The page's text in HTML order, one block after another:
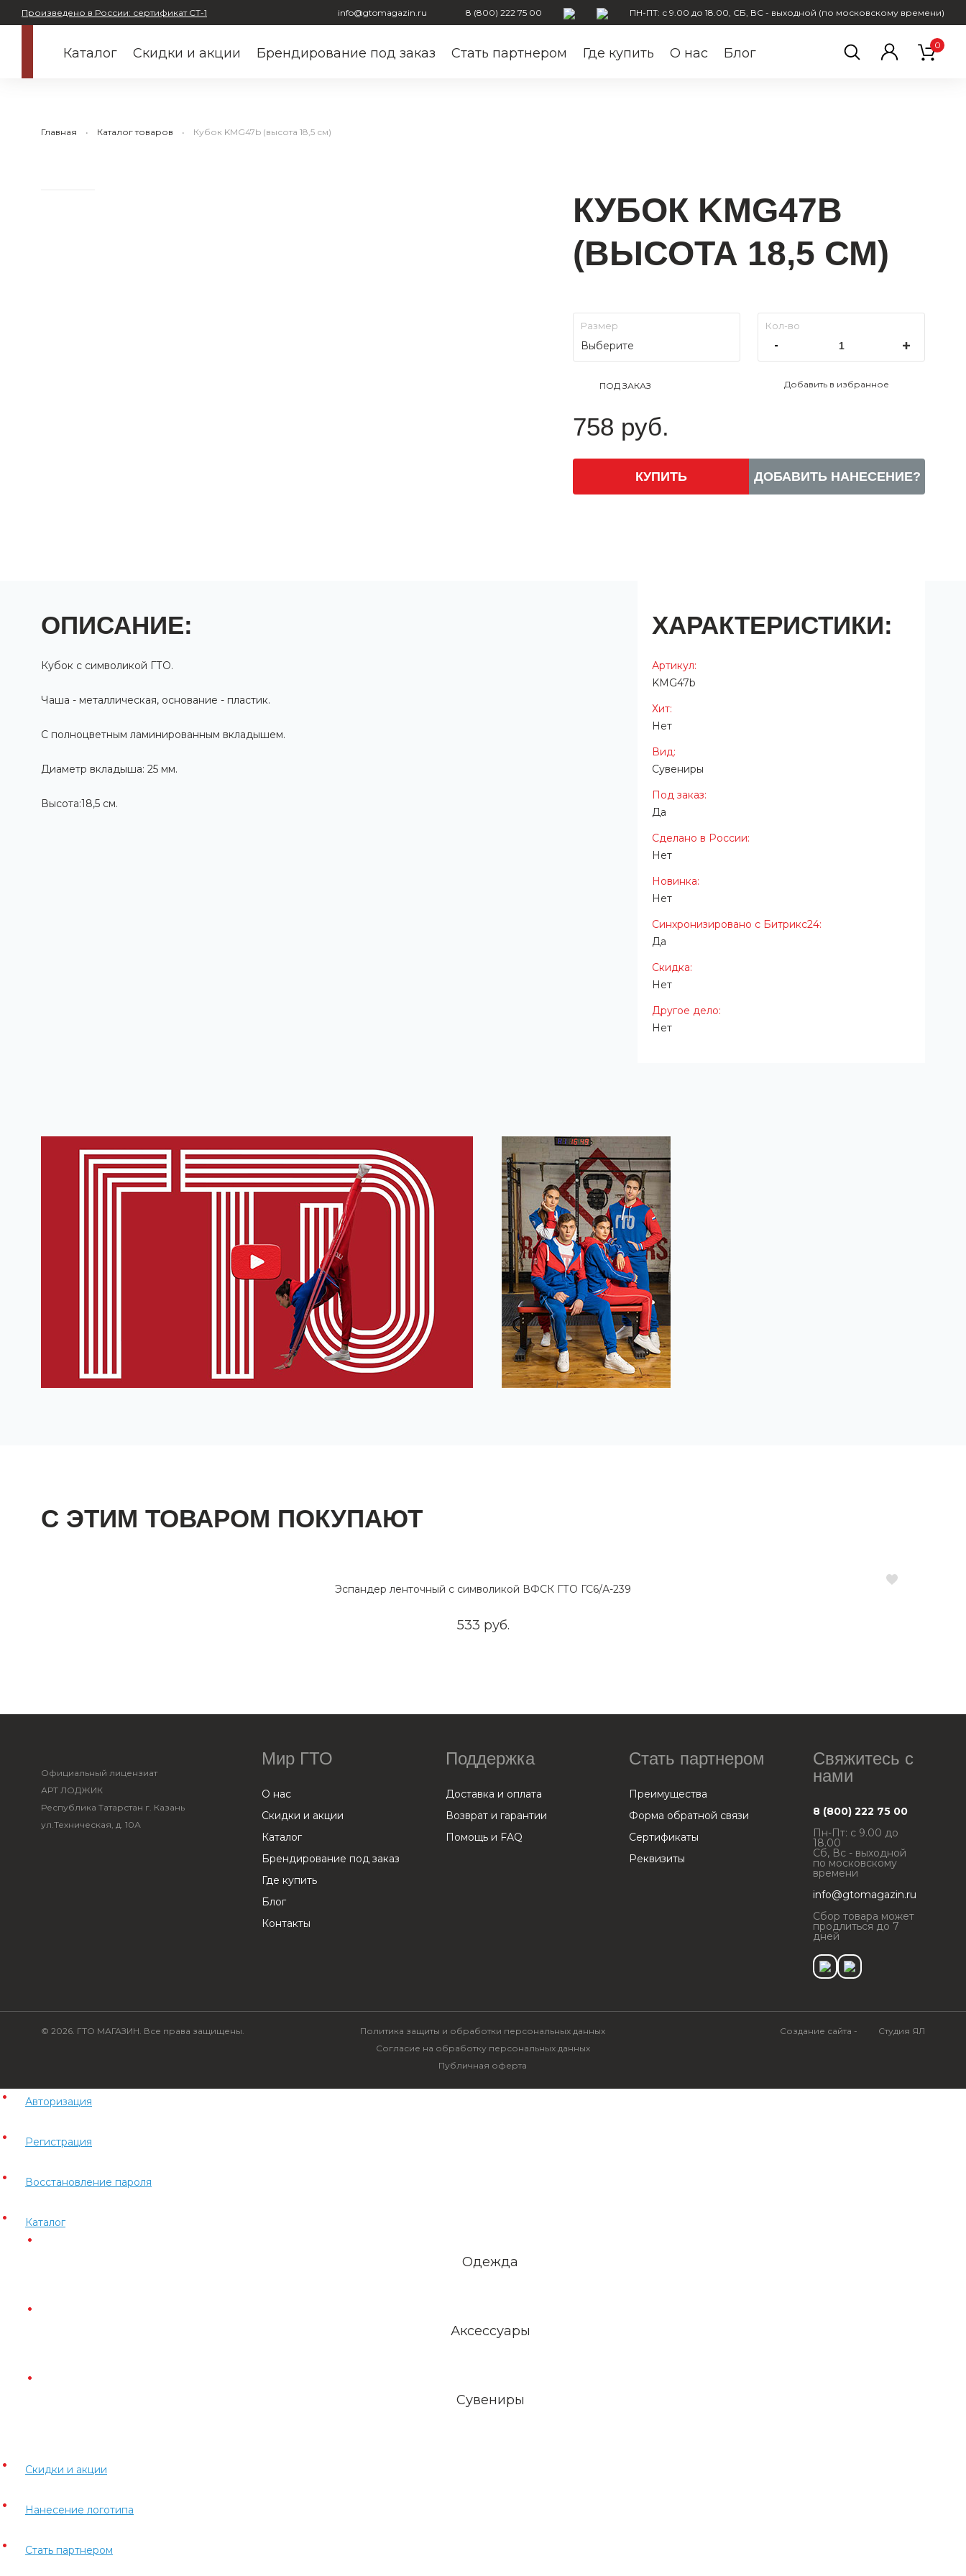
Произведено в России: сертификат СТ-1 ПН-ПТ: с 9.00 до 18.00, СБ, ВС - выходной (по московскому времени)
8 (800) 222 75 00
info@gtomagazin.ru
Каталог Скидки и акции Брендирование под заказ Стать партнером Где купить О нас Блог
0
Главная Каталог товаров Кубок KMG47b (высота 18,5 см)
КУБОК KMG47B
(ВЫСОТА 18,5 СМ)
Выберите
ПОД ЗАКАЗ Добавить в избранное
758 руб.
КУПИТЬ ДОБАВИТЬ НАНЕСЕНИЕ?
ХАРАКТЕРИСТИКИ:
Артикул:
KMG47b
Хит:
Нет
Вид:
Сувениры
Под заказ:
Да
Cделано в России:
Нет
Новинка:
Нет
Синхронизировано с Битрикс24:
Да
Скидка:
Нет
Другое дело:
Нет
ОПИСАНИЕ:
Кубок с символикой ГТО.
Чаша - металлическая, основание - пластик.
C полноцветным ламинированным вкладышем.
Диаметр вкладыша: 25 мм.
Высота:18,5 см.
С ЭТИМ ТОВАРОМ ПОКУПАЮТ
Эспандер ленточный с символикой ВФСК ГТО ГС6/А-239
533 руб.
Официальный лицензиат
АРТ ЛОДЖИК
Республика Татарстан г. Казань
ул.Техническая, д. 10А
Мир ГТО
О нас
Скидки и акции
Каталог
Брендирование под заказ
Где купить
Блог
Контакты
Поддержка
Доставка и оплата
Возврат и гарантии
Помощь и FAQ
Стать партнером
Преимущества
Форма обратной связи
Сертификаты
Реквизиты
Свяжитесь с
нами
8 (800) 222 75 00
Пн-Пт: с 9.00 до
18.00
Сб, Вс - выходной
по московскому
времени
info@gtomagazin.ru
Сбор товара может
продлиться до 7
дней
© 2026. ГТО МАГАЗИН. Все права защищены.
Политика защиты и обработки персональных данных
Согласие на обработку персональных данных
Публичная оферта
Создание сайта - Студия ЯЛ
Авторизация
Регистрация
Восстановление пароля
Каталог
Одежда
Аксессуары
Сувениры
Скидки и акции
Нанесение логотипа
Стать партнером